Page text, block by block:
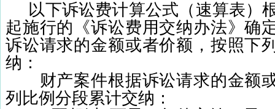
以下诉讼费计算公式（速算表）
起施行的《诉讼费用交纳办法》确
诉讼请求的金额或者价额，按照下
纳：
财产案件根据诉讼请求的金额
列比例分段累计交纳：